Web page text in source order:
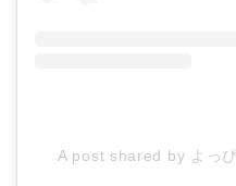
A post shared by よっ